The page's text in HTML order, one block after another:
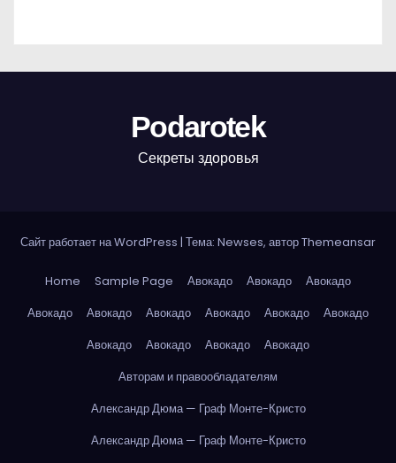
Podarotek
Секреты здоровья
Сайт работает на WordPress | Тема: Newses, авторThemeansar
Home Sample Page Авокадо Авокадо
Авокадо
Авокадо
Авокадо Авокадо Авокадо Авокадо
Авокадо
Авокадо
Авокадо Авокадо
Авокадо
Авторам и правообладателям
Александр Дюма — Граф Монте-Кристо
Александр Дюма — Граф Монте-Кристо